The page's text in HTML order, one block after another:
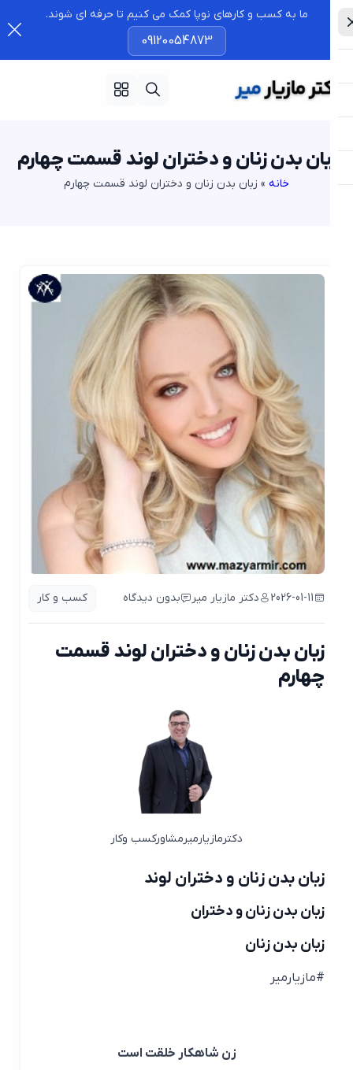
ما به کسب و کارهای نوپا کمک می کنیم تا حرفه ای شوند.
09120054873
بدن زنان و دختران لوند قسمت چهارم
»زبان بدن زنان و دختران لوند قسمت چهارم
2026-01-11 دکتر مازیار میر بدون دیدگاه کسب و کار
زبان بدن زنان و دختران لوند قسمت
چهارم
دکترمازیارمیرمشاورکسب وکار
زبان بدن زنان و دختران لوند
زبان بدن زنان و دختران
زبان بدن زنان
#مازیارمیر
زن شاهکار خلقت است